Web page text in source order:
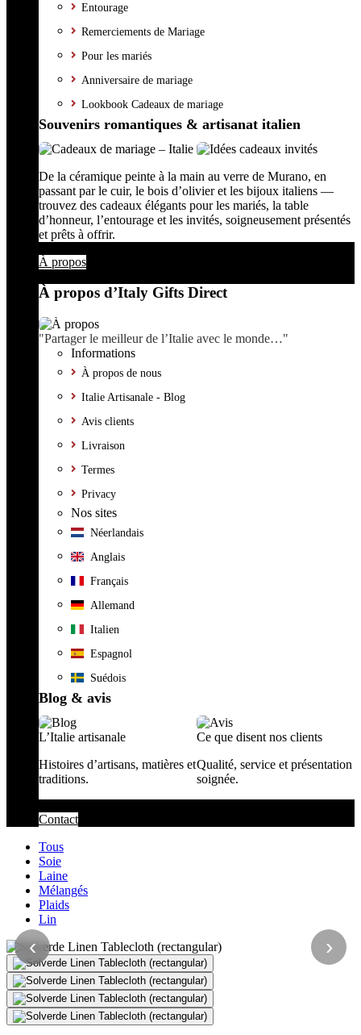
Entourage
Remerciements de Mariage
Pour les mariés
Anniversaire de mariage
Lookbook Cadeaux de mariage
Souvenirs romantiques & artisanat italien
De la céramique peinte à la main au verre de Murano, en
passant par le cuir, le bois d’olivier et les bijoux italiens —
trouvez des cadeaux élégants pour les mariés, la table
d’honneur, l’entourage et les invités, soigneusement présentés
et prêts à offrir.
À propos
À propos d’Italy Gifts Direct
"Partager le meilleur de l’Italie avec le monde…"
Informations
À propos de nous
Italie Artisanale - Blog
Avis clients
Livraison
Termes
Privacy
Nos sites
Néerlandais
Anglais
Français
Allemand
Italien
Espagnol
Suédois
Blog & avis
L’Italie artisanale
Histoires d’artisans, matières et
traditions.
Ce que disent nos clients
Qualité, service et présentation
soignée.
Contact
Tous
Soie
Laine
Mélangés
Plaids
Lin
‹ ›